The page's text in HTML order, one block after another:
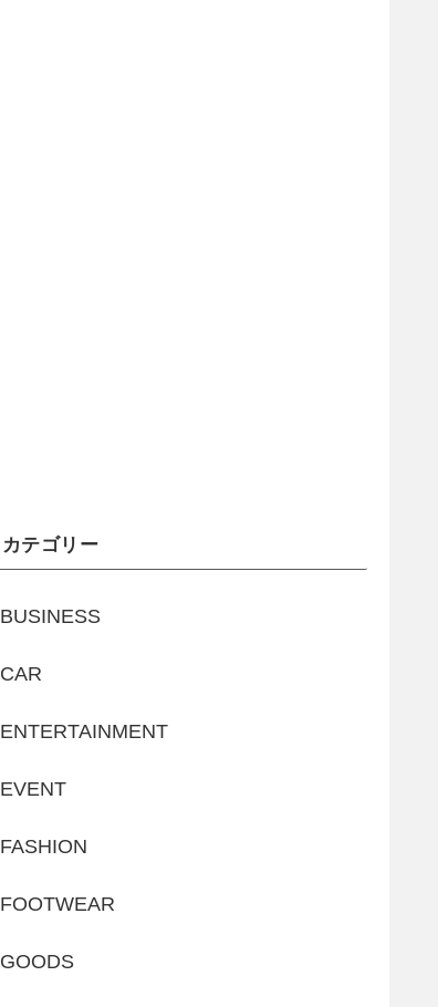
カテゴリー
BUSINESS
CAR
ENTERTAINMENT
EVENT
FASHION
FOOTWEAR
GOODS